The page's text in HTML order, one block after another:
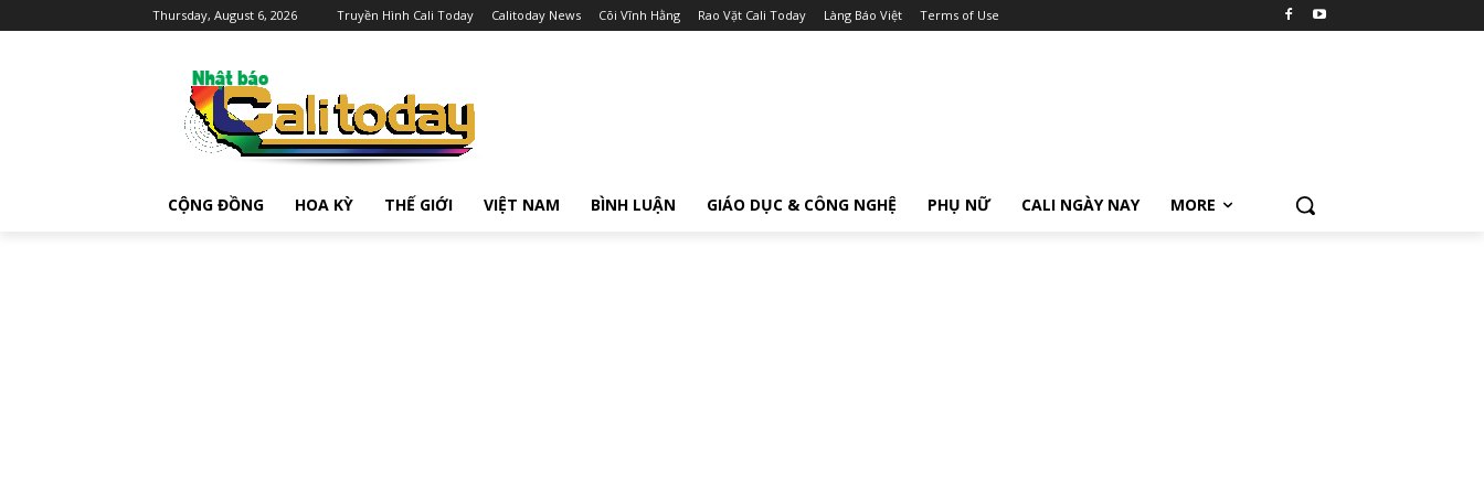
Thursday, August 6, 2026 Truyền Hình Cali Today Calitoday News Cõi Vĩnh Hằng Rao Vặt Cali Today Làng Báo Việt Terms of Use
CỘNG ĐỒNG HOA KỲ THẾ GIỚI VIỆT NAM BÌNH LUẬN GIÁO DỤC & CÔNG NGHỆ PHỤ NỮ CALI NGÀY NAY MORE